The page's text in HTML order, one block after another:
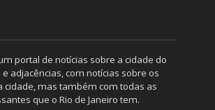
portal de notícias sobre a cidade do
e adjacências, com notícias sobre os
cidade, mas também com todas as
que o Rio de Janeiro tem.